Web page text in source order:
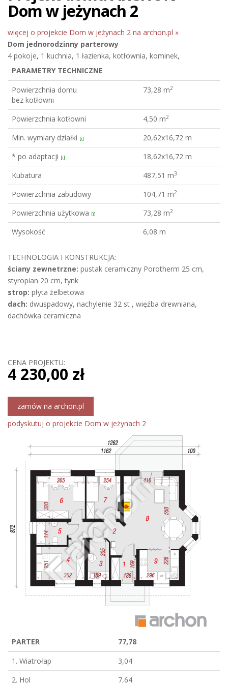
Dom w jeżynach 2
więcej o projekcie Dom w jeżynach 2 na archon.pl »
Dom jednorodzinny parterowy
4 pokoje, 1 kuchnia, 1 łazienka, kotłownia, kominek,
PARAMETRY TECHNICZNE
Powierzchnia domu
bez kotłowni
73,28 m2
Powierzchnia kotłowni 4,50 m2
Min. wymiary działki [i]
20,62x16,72 m
* po adaptacji [i]
18,62x16,72 m
Kubatura
487,51 m3
Powierzchnia zabudowy 104,71 m2
Powierzchnia użytkowa [i] 73,28 m2
Wysokość 6,08 m
TECHNOLOGIA I KONSTRUKCJA:
ściany zewnetrzne: pustak ceramiczny Porotherm 25 cm,
styropian 20 cm, tynk
strop: płyta żelbetowa
dach: dwuspadowy, nachylenie 32 st , więźba drewniana,
dachówka ceramiczna
CENA PROJEKTU:
4 230,00 zł
zamów na archon.pl
podyskutuj o projekcie Dom w jeżynach 2
PARTER
77,78
1. Wiatrołap
3,04
2. Hol
7,64